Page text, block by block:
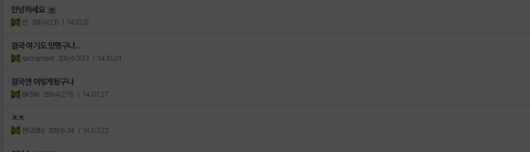
안녕하세요
믠 조회수:211 | 14.10.12
결국 여기도 망했구나...
sacrament 조회수:333 | 14.10.01
결국엔 이렇게됬구나
BKSW 조회수:276 | 14.07.27
ㅊㅊ
판다코타 조회수:74 | 14.07.22